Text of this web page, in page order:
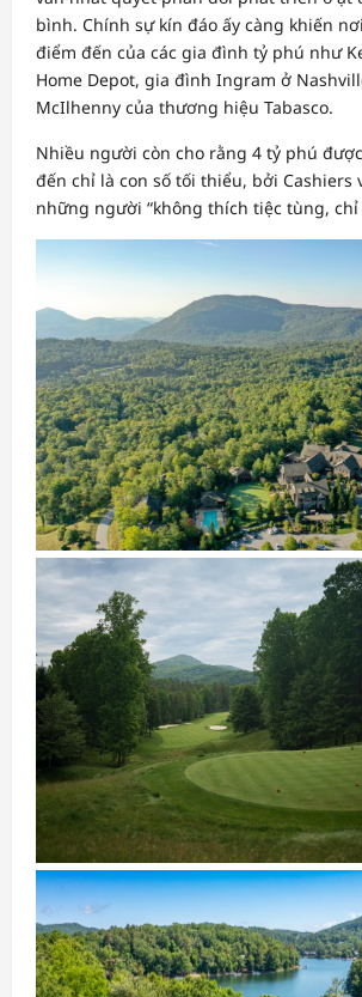
bình. Chính sự kín đáo ấy càng khiến
điểm đến của các gia đình tỷ phú như
Home Depot, gia đình Ingram ở
McIlhenny của thương hiệu Tabasco.
Nhiều người còn cho rằng 4 tỷ phú
đến chỉ là con số tối thiểu, bởi Cashiers
những người “không thích tiệc tùng, chỉ